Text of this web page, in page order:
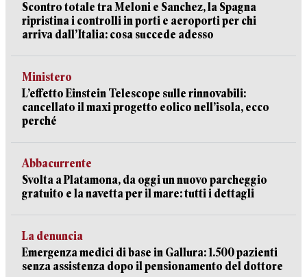
Scontro totale tra Meloni e Sanchez, la Spagna
ripristina i controlli in porti e aeroporti per chi
arriva dall’Italia: cosa succede adesso
Ministero
L’effetto Einstein Telescope sulle rinnovabili:
cancellato il maxi progetto eolico nell’isola, ecco
perché
Abbacurrente
Svolta a Platamona, da oggi un nuovo parcheggio
gratuito e la navetta per il mare: tutti i dettagli
La denuncia
Emergenza medici di base in Gallura: 1.500 pazienti
senza assistenza dopo il pensionamento del dottore